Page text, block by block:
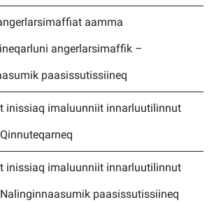
aamma
angerlarsimaffik –
paasissutissiineq
inissiaq imaluunniit innarluutilinnut
inissiaq imaluunniit innarluutilinnut
paasissutissiineq